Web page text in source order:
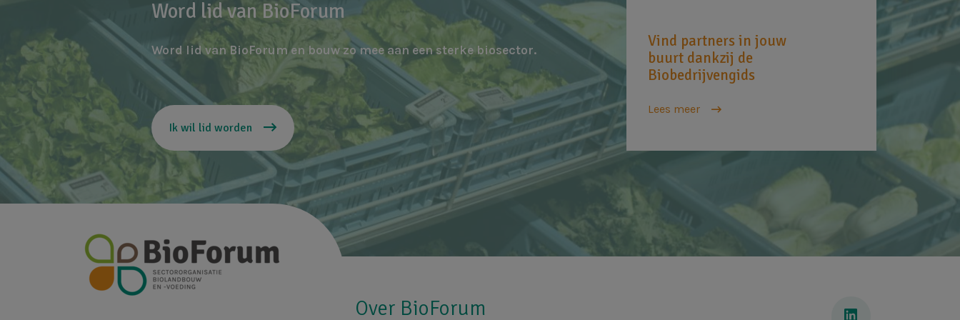
Vind partners in jouw
buurt dankzij de
Biobedrijvengids
Lees meer
Word lid van BioForum
Word lid van BioForum en bouw zo mee aan een sterke biosector.
Ik wil lid worden
Over BioForum